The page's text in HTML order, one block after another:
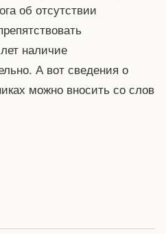
об отсутствии
наличие
А вот сведения о
можно вносить со слов